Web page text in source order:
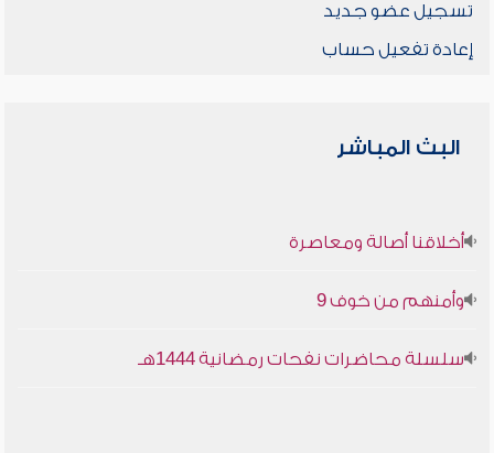
تسجيل عضو جديد
إعادة تفعيل حساب
البث المباشر
أخلاقنا أصالة ومعاصرة
وأمنهم من خوف 9
سلسلة محاضرات نفحات رمضانية 1444هـ